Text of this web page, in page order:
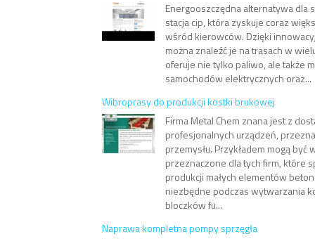
Energooszczędna alternatywa dla
stacja cip, która zyskuje coraz
wśród kierowców. Dzięki
można znaleźć je na trasach w
oferuje nie tylko paliwo, ale także
samochodów elektrycznych oraz...
Wibroprasy do produkcji kostki brukowej
Firma Metal Chem znana jest z
profesjonalnych urządzeń,
przemysłu. Przykładem mogą być
przeznaczone dla tych firm, które
produkcji małych elementów
niezbędne podczas wytwarzania
bloczków fu...
Naprawa kompletna pompy sprzęgła